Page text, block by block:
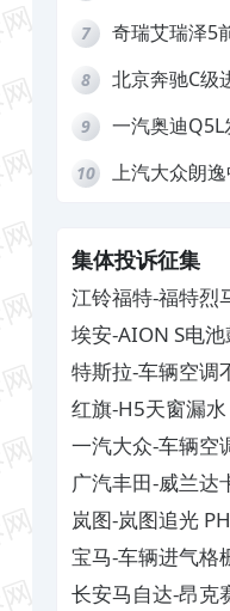
7
奇瑞艾瑞泽5
8
北京奔驰C级
9
一汽奥迪Q5L
10
上汽大众朗
集体投诉征集
江铃福特-福特烈
埃安-AION S电
特斯拉-车辆空调
红旗-H5天窗漏水
一汽大众-车辆空
广汽丰田-威兰达
磁
岚图-岚图追光
置与功能
宝马-车辆进气格
长安马自达-昂克